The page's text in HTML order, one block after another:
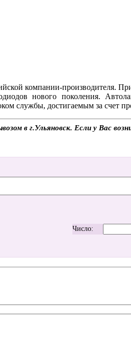
компании-производителя.
нового поколения.
службы, достигаемым за счет
в г.Ульяновск. Если у Вас
Число: